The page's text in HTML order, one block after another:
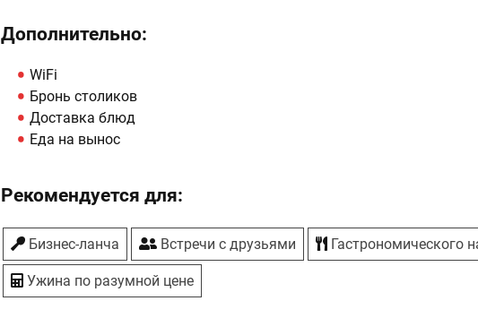
Дополнительно:
WiFi
Бронь столиков
Доставка блюд
Еда на вынос
Рекомендуется для:
Бизнес-ланча Встречи с друзьями Гастрономического
Ужина по разумной цене